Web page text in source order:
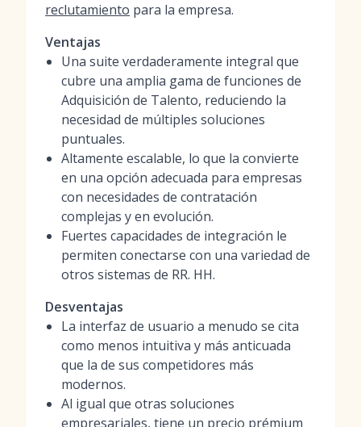
reclutamiento para la empresa.
Ventajas
Una suite verdaderamente integral que
cubre una amplia gama de funciones de
Adquisición de Talento, reduciendo la
necesidad de múltiples soluciones
puntuales.
Altamente escalable, lo que la convierte
en una opción adecuada para empresas
con necesidades de contratación
complejas y en evolución.
Fuertes capacidades de integración le
permiten conectarse con una variedad de
otros sistemas de RR. HH.
Desventajas
La interfaz de usuario a menudo se cita
como menos intuitiva y más anticuada
que la de sus competidores más
modernos.
Al igual que otras soluciones
empresariales, tiene un precio prémium